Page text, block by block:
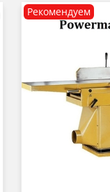
Рекомендуем